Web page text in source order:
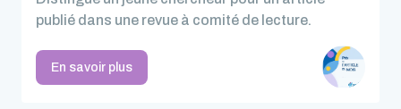
publié dans une revue à comité de lecture.
En savoir plus